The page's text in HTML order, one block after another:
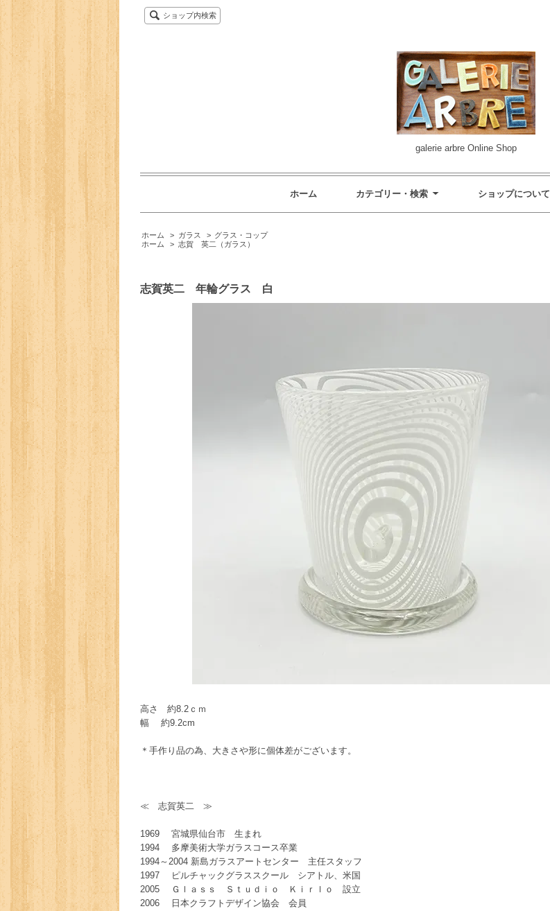
ショップ内検索
galerie arbre Online Shop
ホーム カテゴリー・検索 ショップについて
ホーム > ガラス > グラス・コップ
ホーム
> 志賀 英二（ガラス）
志賀英二 年輪グラス 白
高さ 約8.2ｃｍ
幅 約9.2cm
＊手作り品の為、大きさや形に個体差がございます。
≪ 志賀英二 ≫
1969 宮城県仙台市 生まれ
1994 多摩美術大学ガラスコース卒業
1994～2004 新島ガラスアートセンター 主任スタッフ
1997 ピルチャックグラススクール シアトル、米国
2005 Ｇｌａｓｓ Ｓｔｕｄｉｏ Ｋｉｒｌｏ 設立
2006 日本クラフトデザイン協会 会員